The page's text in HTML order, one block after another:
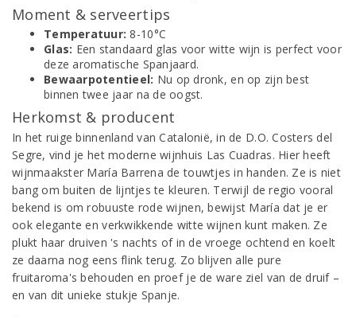
Moment & serveertips
Temperatuur: 8-10°C
Glas: Een standaard glas voor witte wijn is perfect voor
deze aromatische Spanjaard.
Bewaarpotentieel: Nu op dronk, en op zijn best
binnen twee jaar na de oogst.
Herkomst & producent
In het ruige binnenland van Catalonië, in de D.O. Costers del
Segre, vind je het moderne wijnhuis Las Cuadras. Hier heeft
wijnmaakster María Barrena de touwtjes in handen. Ze is niet
bang om buiten de lijntjes te kleuren. Terwijl de regio vooral
bekend is om robuuste rode wijnen, bewijst María dat je er
ook elegante en verkwikkende witte wijnen kunt maken. Ze
plukt haar druiven 's nachts of in de vroege ochtend en koelt
ze daarna nog eens flink terug. Zo blijven alle pure
fruitaroma's behouden en proef je de ware ziel van de druif –
en van dit unieke stukje Spanje.